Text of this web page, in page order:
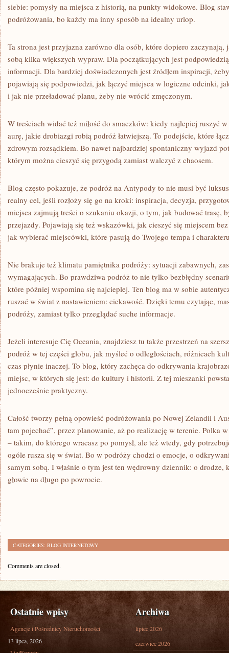
siebie: pomysły na miejsca z historią, na punkty widokowe. Blog
podróżowania, bo każdy ma inny sposób na idealny urlop.
Ta strona jest przyjazna zarówno dla osób, które dopiero
sobą kilka większych wypraw. Dla początkujących jest
informacji. Dla bardziej doświadczonych jest źródłem inspiracji,
pojawiają się podpowiedzi, jak łączyć miejsca w logiczne odcinki,
i jak nie przeładować planu, żeby nie wrócić zmęczonym.
W treściach widać też miłość do smaczków: kiedy najlepiej ruszyć
aurę, jakie drobiazgi robią podróż łatwiejszą. To podejście, które
zdrowym rozsądkiem. Bo nawet najbardziej spontaniczny wyjazd
którym można cieszyć się przygodą zamiast walczyć z chaosem.
Blog często pokazuje, że podróż na Antypody to nie musi być
realny cel, jeśli rozłoży się go na kroki: inspiracja, decyzja,
miejsca zajmują treści o szukaniu okazji, o tym, jak budować trasę,
przejazdy. Pojawiają się też wskazówki, jak cieszyć się miejscem
jak wybierać miejscówki, które pasują do Twojego tempa i
Nie brakuje też klimatu pamiętnika podróży: sytuacji zabawnych,
wymagających. Bo prawdziwa podróż to nie tylko bezbłędny
które później wspomina się najcieplej. Ten blog ma w sobie
ruszać w świat z nastawieniem: ciekawość. Dzięki temu czytając,
podróży, zamiast tylko przeglądać suche informacje.
Jeżeli interesuje Cię Oceania, znajdziesz tu także przestrzeń na
podróż w tej części globu, jak myśleć o odległościach, różnicach
czas płynie inaczej. To blog, który zachęca do odkrywania
miejsc, w których się jest: do kultury i historii. Z tej mieszanki
jednocześnie praktyczny.
Całość tworzy pełną opowieść podróżowania po Nowej Zelandii i
tam pojechać”, przez planowanie, aż po realizację w terenie. Polka
– takim, do którego wracasz po pomysł, ale też wtedy, gdy
ogóle rusza się w świat. Bo w podróży chodzi o emocje, o
samym sobą. I właśnie o tym jest ten wędrowny dziennik: o drodze,
głowie na długo po powrocie.
CATEGORIES: BLOG INTERNETOWY
Comments are closed.
Ostatnie wpisy
Agencje i Pośrednicy Nieruchomości
13 lipca, 2026
Archiwa
lipiec 2026
czerwiec 2026